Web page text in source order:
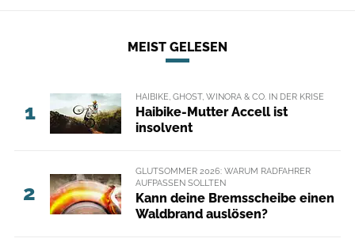
MEIST GELESEN
1
HAIBIKE, GHOST, WINORA & CO. IN DER KRISE
Haibike-Mutter Accell ist
insolvent
2
GLUTSOMMER 2026: WARUM RADFAHRER
AUFPASSEN SOLLTEN
Kann deine Bremsscheibe einen
Waldbrand auslösen?